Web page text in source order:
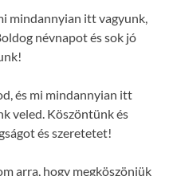
mindannyian itt vagyunk,
névnapot és sok jó
és mi mindannyian itt
veled. Köszöntünk és
és szeretetet!
arra, hogy megköszönjük